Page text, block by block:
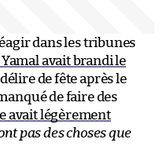
dans les tribunes
avait brandi le
de fête après le
de faire des
avait légèrement
pas des choses que